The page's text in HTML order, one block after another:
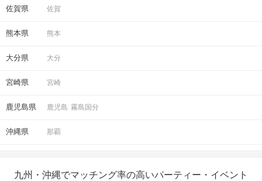
佐賀県 佐賀
熊本県 熊本
大分県 大分
宮崎県 宮崎
鹿児島県 鹿児島 霧島国分
沖縄県 那覇
九州・沖縄でマッチング率の高いパーティー・イベント